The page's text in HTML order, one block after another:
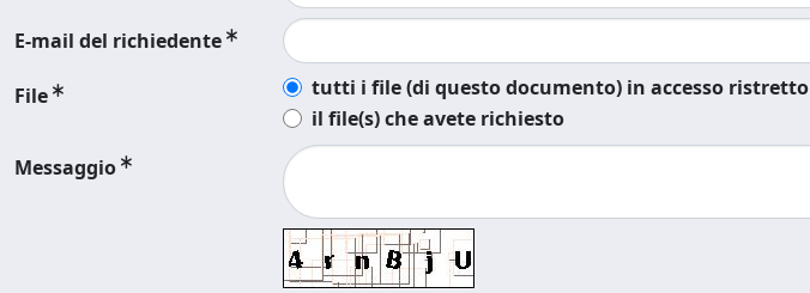
E-mail del richiedente
File
tutti i file (di questo documento) in accesso ristretto
il file(s) che avete richiesto
Messaggio